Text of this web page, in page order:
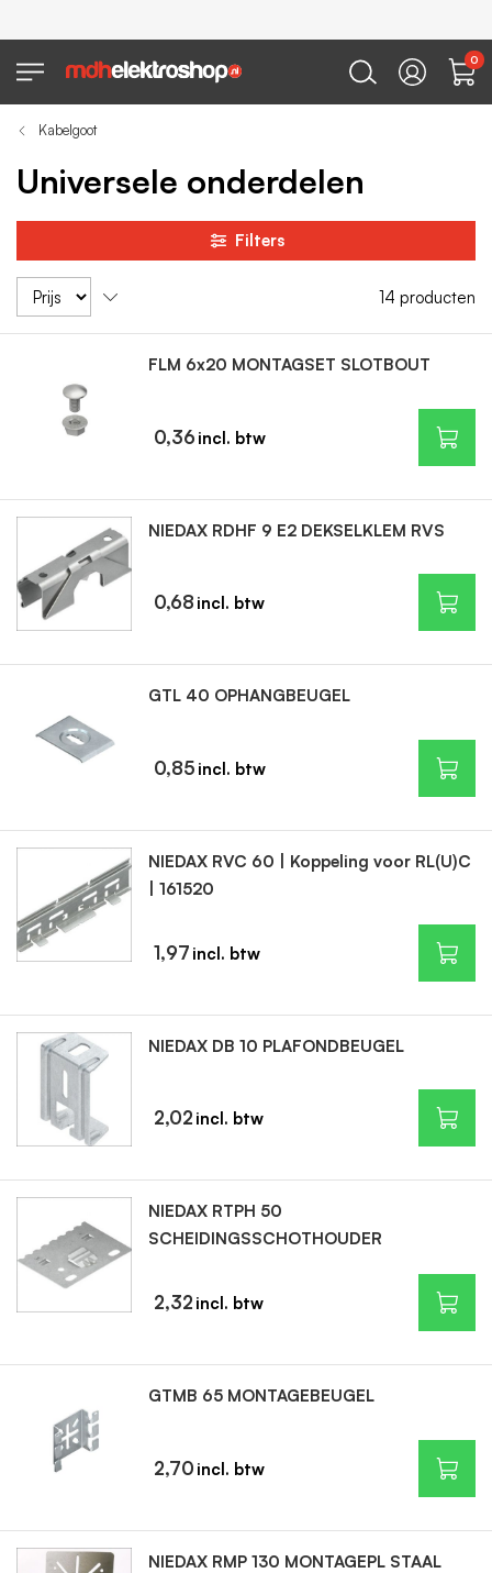
0
Kabelgoot
Universele onderdelen
Filters
14 producten
FLM 6x20 MONTAGSET SLOTBOUT
0,36
NIEDAX RDHF 9 E2 DEKSELKLEM RVS
0,68
GTL 40 OPHANGBEUGEL
0,85
NIEDAX RVC 60 | Koppeling voor RL(U)C
| 161520
1,97
NIEDAX DB 10 PLAFONDBEUGEL
2,02
NIEDAX RTPH 50
SCHEIDINGSSCHOTHOUDER
2,32
GTMB 65 MONTAGEBEUGEL
2,70
NIEDAX RMP 130 MONTAGEPL STAAL